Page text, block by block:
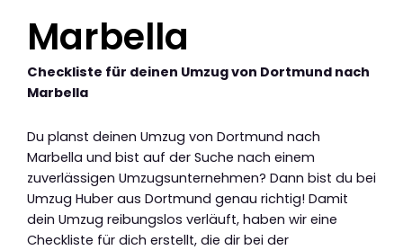
Marbella
Checkliste für deinen Umzug von Dortmund nach
Marbella
Du planst deinen Umzug von Dortmund nach
Marbella und bist auf der Suche nach einem
zuverlässigen Umzugsunternehmen? Dann bist du bei
Umzug Huber aus Dortmund genau richtig! Damit
dein Umzug reibungslos verläuft, haben wir eine
Checkliste für dich erstellt, die dir bei der